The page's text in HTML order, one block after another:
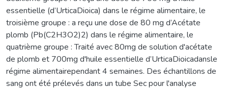
essentielle (d’UrticaDioica) dans le régime alimentaire, le
troisième groupe : a reçu une dose de 80 mg d’Acétate
plomb (Pb(C2H3O2)2) dans le régime alimentaire, le
quatrième groupe : Traité avec 80mg de solution d'acétate
de plomb et 700mg d'huile essentielle d’UrticaDioicadansle
régime alimentairependant 4 semaines. Des échantillons de
sang ont été prélevés dans un tube Sec pour l'analyse